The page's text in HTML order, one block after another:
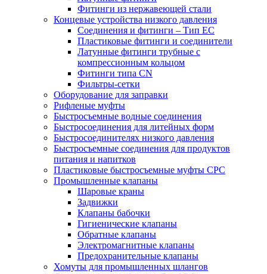
Фитинги из нержавеющей стали
Концевые устройства низкого давления
Соединения и фитинги – Тип EC
Пластиковые фитинги и соединители
Латунные фитинги трубные с
компрессионным кольцом
Фитинги типа CN
Фильтры-сетки
Оборудование для заправки
Рифленые муфты
Быстросъемные водные соединения
Быстросоединения для литейных форм
Быстросоединителях низкого давления
Быстросъемные соединения для продуктов
питания и напитков
Пластиковые быстросъемные муфты CPC
Промышленные клапаны
Шаровые краны
Задвижки
Клапаны бабочки
Гигиенические клапаны
Обратные клапаны
Электромагнитные клапаны
Предохранительные клапаны
Хомуты для промышленных шлангов